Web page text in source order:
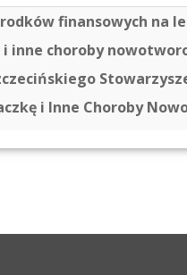
finansowych na
i inne choroby
i Inne Choroby